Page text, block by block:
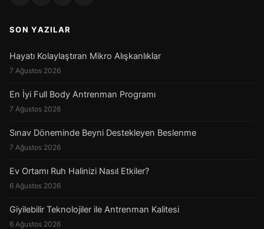
SON YAZILAR
Hayatı Kolaylaştıran Mikro Alışkanlıklar
7 Ağustos 2026
En İyi Full Body Antrenman Programı
7 Ağustos 2026
Sınav Döneminde Beyni Destekleyen Beslenme
7 Ağustos 2026
Ev Ortamı Ruh Halinizi Nasıl Etkiler?
6 Ağustos 2026
Giyilebilir Teknolojiler ile Antrenman Kalitesi
6 Ağustos 2026